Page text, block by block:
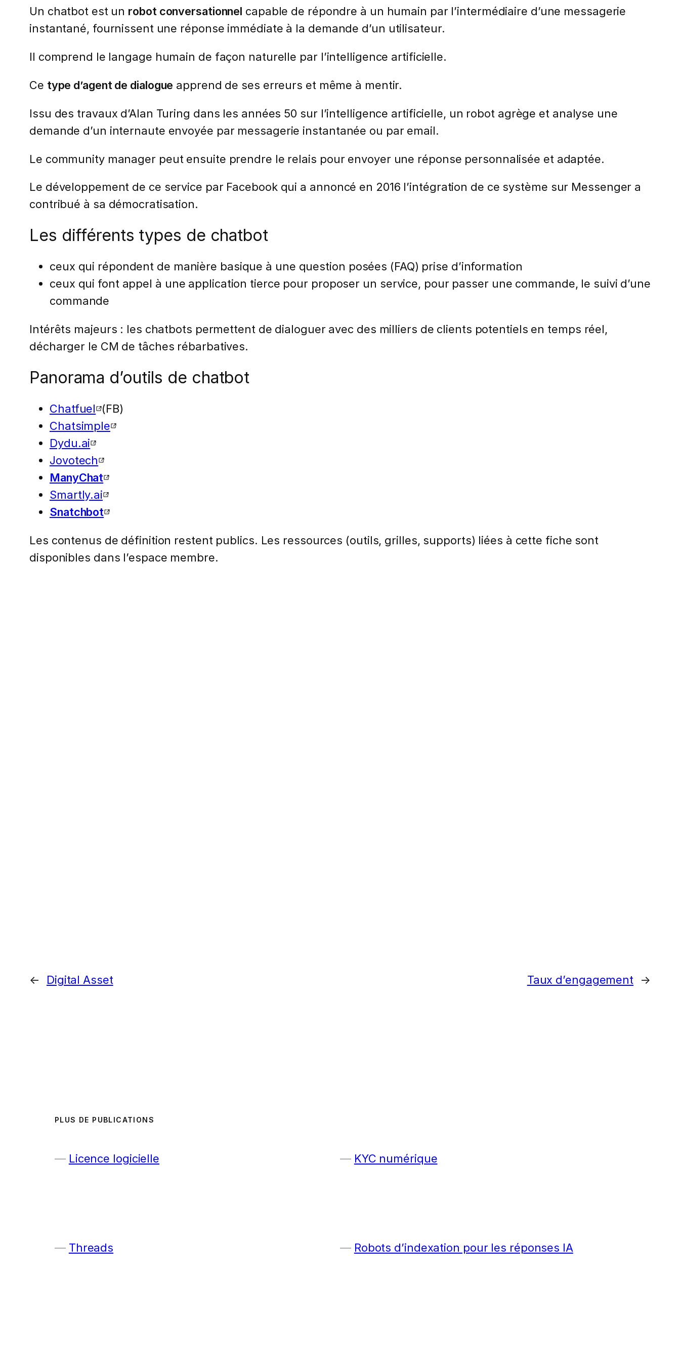
Un chatbot est un robot conversationnel capable de répondre à un humain par l’intermédiaire d’une messagerie
instantané, fournissent une réponse immédiate à la demande d’un utilisateur.
Il comprend le langage humain de façon naturelle par l’intelligence artificielle.
Ce type d’agent de dialogue apprend de ses erreurs et même à mentir.
Issu des travaux d’Alan Turing dans les années 50 sur l’intelligence artificielle, un robot agrège et analyse une
demande d’un internaute envoyée par messagerie instantanée ou par email.
Le community manager peut ensuite prendre le relais pour envoyer une réponse personnalisée et adaptée.
Le développement de ce service par Facebook qui a annoncé en 2016 l’intégration de ce système sur Messenger a
contribué à sa démocratisation.
Les différents types de chatbot
ceux qui répondent de manière basique à une question posées (FAQ) prise d’information
ceux qui font appel à une application tierce pour proposer un service, pour passer une commande, le suivi d’une
commande
Intérêts majeurs : les chatbots permettent de dialoguer avec des milliers de clients potentiels en temps réel,
décharger le CM de tâches rébarbatives.
Panorama d’outils de chatbot
Chatfuel
(FB)
Chatsimple
Dydu.ai
Jovotech
ManyChat
Smartly.ai
Snatchbot
Les contenus de définition restent publics. Les ressources (outils, grilles, supports) liées à cette fiche sont
disponibles dans l’espace membre.
← Digital Asset Taux d’engagement →
PLUS DE PUBLICATIONS
Licence logicielle KYC numérique
Threads Robots d’indexation pour les réponses IA